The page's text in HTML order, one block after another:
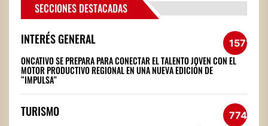
SECCIONES DESTACADAS
INTERÉS GENERAL 1571
ONCATIVO SE PREPARA PARA CONECTAR EL TALENTO JOVEN CON EL
MOTOR PRODUCTIVO REGIONAL EN UNA NUEVA EDICIÓN DE
“IMPULSA”
TURISMO 774